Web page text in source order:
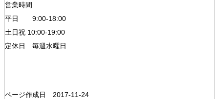
営業時間
平日 9:00-18:00
土日祝 10:00-19:00
定休日 毎週水曜日
ページ作成日 2017-11-24